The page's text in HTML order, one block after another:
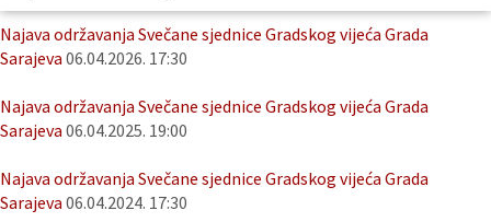
Najava održavanja Svečane sjednice Gradskog vijeća Grada
Sarajeva 06.04.2026. 17:30
Najava održavanja Svečane sjednice Gradskog vijeća Grada
Sarajeva 06.04.2025. 19:00
Najava održavanja Svečane sjednice Gradskog vijeća Grada
Sarajeva 06.04.2024. 17:30